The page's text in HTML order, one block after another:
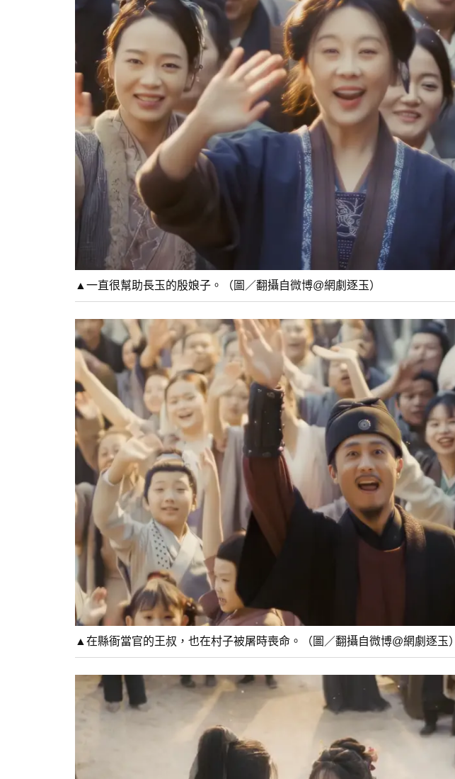
▲一直很幫助長玉的殷娘子。（圖／翻攝自微博@網劇逐玉）
▲在縣衙當官的王叔，也在村子被屠時喪命。（圖／翻攝自微博@網劇逐玉）